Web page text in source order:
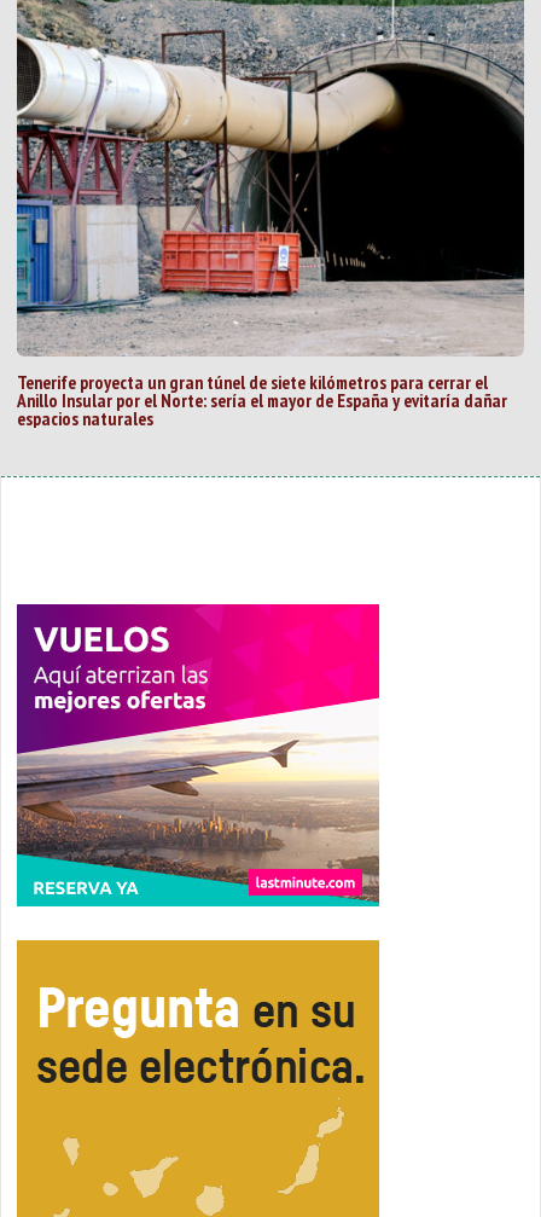
Tenerife proyecta un gran túnel de siete kilómetros para cerrar el
Anillo Insular por el Norte: sería el mayor de España y evitaría dañar
espacios naturales